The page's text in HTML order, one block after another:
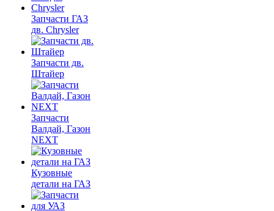
Запчасти ГАЗ
дв. Chrysler
Запчасти дв.
Штайер
Запчасти
Валдай, Газон
NEXT
Кузовные
детали на ГАЗ